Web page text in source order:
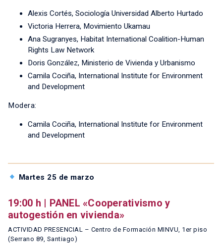
Alexis Cortés, Sociología Universidad Alberto Hurtado
Victoria Herrera, Movimiento Ukamau
Ana Sugranyes, Habitat International Coalition-Human
Rights Law Network
Doris González, Ministerio de Vivienda y Urbanismo
Camila Cociña, International Institute for Environment
and Development
Modera:
Camila Cociña, International Institute for Environment
and Development
Martes 25 de marzo
19:00 h | PANEL «Cooperativismo y
autogestión en vivienda»
ACTIVIDAD PRESENCIAL – Centro de Formación MINVU, 1er piso
(Serrano 89, Santiago)